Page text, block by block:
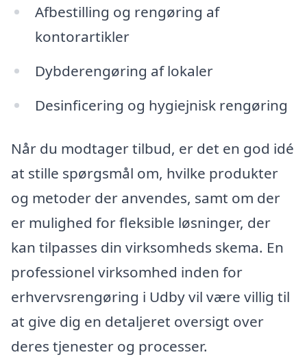
Afbestilling og rengøring af
kontorartikler
Dybderengøring af lokaler
Desinficering og hygiejnisk rengøring
Når du modtager tilbud, er det en god idé
at stille spørgsmål om, hvilke produkter
og metoder der anvendes, samt om der
er mulighed for fleksible løsninger, der
kan tilpasses din virksomheds skema. En
professionel virksomhed inden for
erhvervsrengøring i Udby vil være villig til
at give dig en detaljeret oversigt over
deres tjenester og processer.